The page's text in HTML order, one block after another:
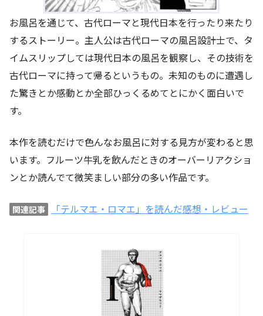
お風呂を通じて、古代ローマと現代日本を行ったり来たり
するストーリー。主人公は古代ローマの風呂設計士で、タ
イムスリップしては現代日本の風呂を観察し、その技術を
古代ローマに持って帰るというもの。未知のものに遭遇し
た驚きとか感動とか全部ひっくるめてとにかく面白いで
す。
本作を読むだけで色んなお風呂に対する見方が変わると思
います。フルーツ牛乳を飲んだときのオーバーリアクショ
ンとか読んでて微笑ましい部分の多い作品です。
関連記事 「テルマエ・ロマエ」を読んだ感想・レビュー